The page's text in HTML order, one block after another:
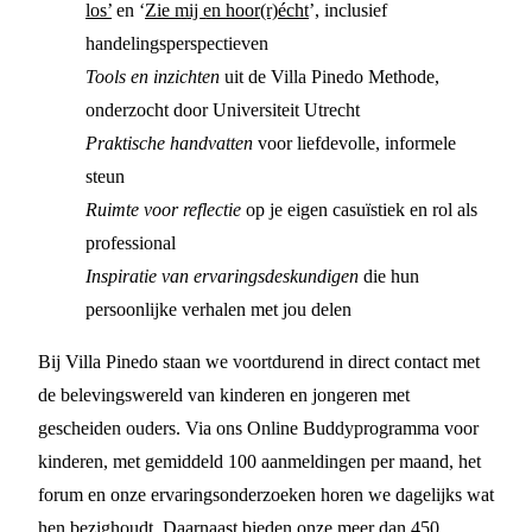
los’ en ‘Zie mij en hoor(r)écht’, inclusief
handelingsperspectieven
Tools en inzichten uit de Villa Pinedo Methode,
onderzocht door Universiteit Utrecht
Praktische handvatten voor liefdevolle, informele
steun
Ruimte voor reflectie op je eigen casuïstiek en rol als
professional
Inspiratie van ervaringsdeskundigen die hun
persoonlijke verhalen met jou delen
Bij Villa Pinedo staan we voortdurend in direct contact met
de belevingswereld van kinderen en jongeren met
gescheiden ouders. Via ons Online Buddyprogramma voor
kinderen, met gemiddeld 100 aanmeldingen per maand, het
forum en onze ervaringsonderzoeken horen we dagelijks wat
hen bezighoudt. Daarnaast bieden onze meer dan 450